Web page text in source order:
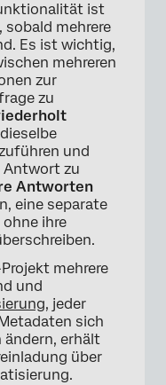
ist
mehrere
Es ist wichtig,
mehreren
zur
zu
und
Antwort zu
Antworten
eine separate
ihre
mehrere
und
, jeder
sich
ändern, erhält
über